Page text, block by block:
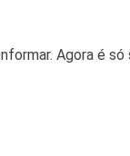
Agora é só